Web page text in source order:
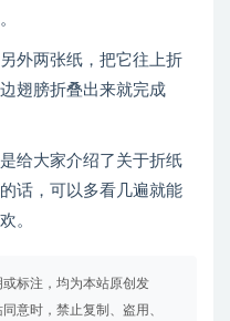
两张纸，把它往上折
翅膀折叠出来就完成
大家介绍了关于折纸
话，可以多看几遍就能
。
标注，均为本站原创发
意时，禁止复制、盗用、